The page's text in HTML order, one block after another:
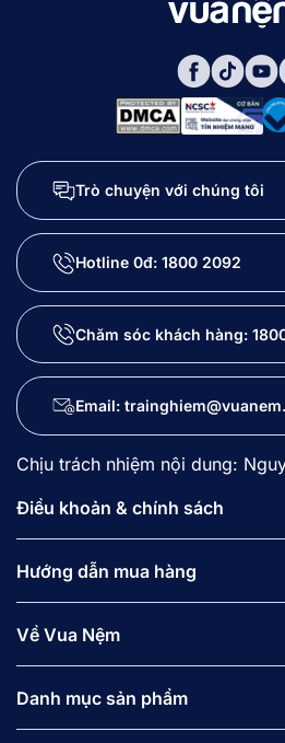
Trò chuyện với chúng tôi
Hotline 0đ: 1800 2092
Chăm sóc khách hàng:
Email:
Chịu trách nhiệm nội dung:
Điều khoản & chính sách
Hướng dẫn mua hàng
Về Vua Nệm
Danh mục sản phẩm